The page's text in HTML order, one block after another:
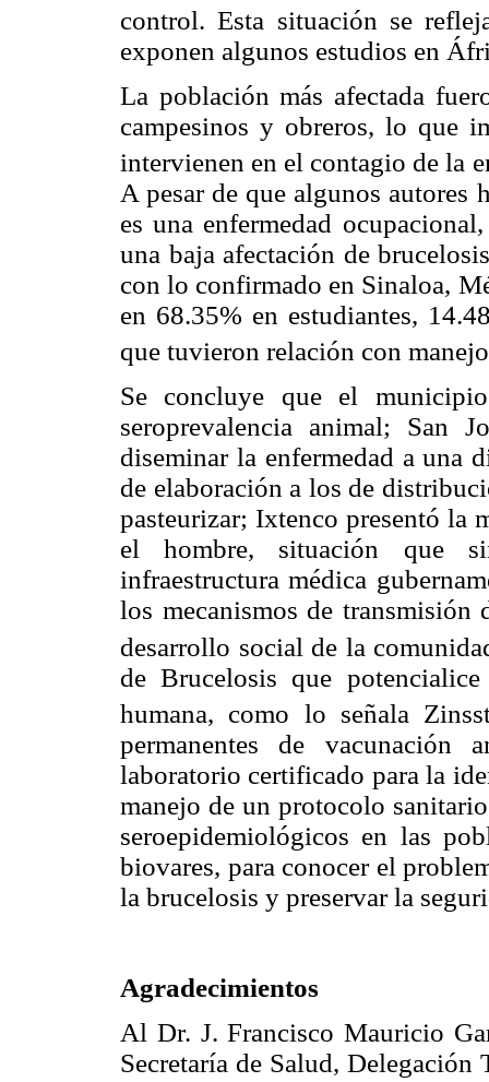
control. Esta situación se
exponen algunos estudios en
La población más afectada
campesinos y obreros, lo que
intervienen en el contagio de la
A pesar de que algunos autores
es una enfermedad
una baja afectación de
con lo confirmado en Sinaloa,
en 68.35% en estudiantes,
que tuvieron relación con
Se concluye que el
seroprevalencia animal; San
diseminar la enfermedad a una
de elaboración a los de
pasteurizar; Ixtenco presentó la
el hombre, situación que
infraestructura médica
los mecanismos de transmisión
desarrollo social de la
de Brucelosis que
humana, como lo señala
permanentes de vacunación
laboratorio certificado para la
manejo de un protocolo
seroepidemiológicos en las
biovares, para conocer el
la brucelosis y preservar la
Agradecimientos
Al Dr. J. Francisco Mauricio
Secretaría de Salud,